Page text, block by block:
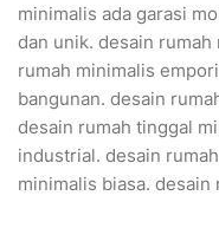
minimalis ada garasi
dan unik. desain
rumah minimalis
bangunan. desain
desain rumah tinggal
industrial. desain
minimalis biasa.